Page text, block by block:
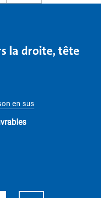
la droite, tête
en sus